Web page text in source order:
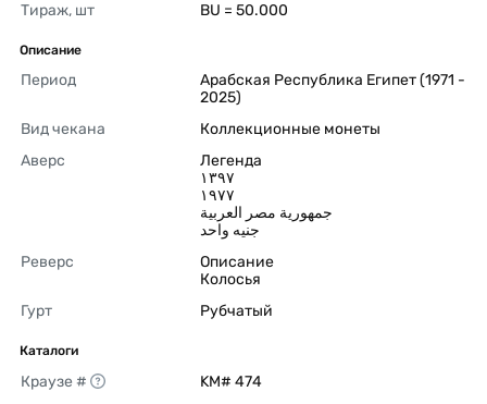
Тираж, шт
BU = 50.000
Описание
Период
Арабская Республика Египет (1971 -
2025)
Вид чекана
Коллекционные монеты
Аверс
Легенда
١٣٩٧
١٩٧٧
جمهورية مصر العربية
Реверс
Описание
Колосья
Гурт
Рубчатый
Каталоги
Краузе # KM# 474